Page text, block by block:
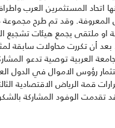
اتحاد المستثمرين العرب
المعروفة. وقد تم طرح
او ملتقى يجمع هيئات تشجيع
بعد أن تكررت محاولات سابقة
العربية توصية تدعو
رؤوس الاموال في الدول
2013. وقد تقدمت الوفود المشاركة